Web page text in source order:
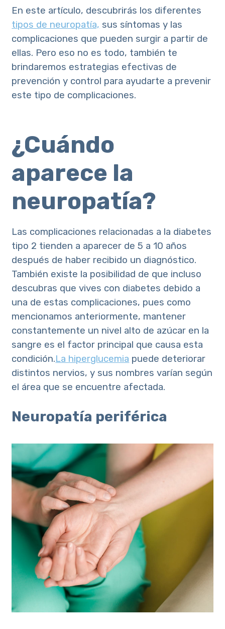
En este artículo, descubrirás los diferentes
tipos de neuropatía, sus síntomas y las
complicaciones que pueden surgir a partir de
ellas. Pero eso no es todo, también te
brindaremos estrategias efectivas de
prevención y control para ayudarte a prevenir
este tipo de complicaciones.
¿Cuándo
aparece la
neuropatía?
Las complicaciones relacionadas a la diabetes
tipo 2 tienden a aparecer de 5 a 10 años
después de haber recibido un diagnóstico.
También existe la posibilidad de que incluso
descubras que vives con diabetes debido a
una de estas complicaciones, pues como
mencionamos anteriormente, mantener
constantemente un nivel alto de azúcar en la
sangre es el factor principal que causa esta
condición.La hiperglucemia puede deteriorar
distintos nervios, y sus nombres varían según
el área que se encuentre afectada.
Neuropatía periférica